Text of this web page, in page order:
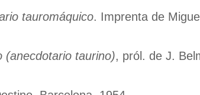
tauromáquico. Imprenta de
(anecdotario taurino), pról. de J.